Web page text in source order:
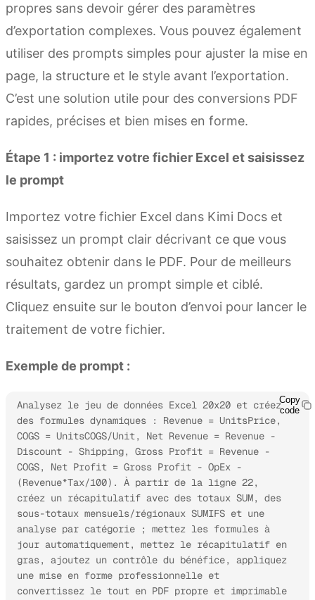
propres sans devoir gérer des paramètres
d’exportation complexes. Vous pouvez également
utiliser des prompts simples pour ajuster la mise en
page, la structure et le style avant l’exportation.
C’est une solution utile pour des conversions PDF
rapides, précises et bien mises en forme.
Étape 1 : importez votre fichier Excel et saisissez
le prompt
Importez votre fichier Excel dans Kimi Docs et
saisissez un prompt clair décrivant ce que vous
souhaitez obtenir dans le PDF. Pour de meilleurs
résultats, gardez un prompt simple et ciblé.
Cliquez ensuite sur le bouton d’envoi pour lancer le
traitement de votre fichier.
Exemple de prompt :
Analysez le jeu de données Excel 20x20 et créez
des formules dynamiques : Revenue = UnitsPrice,
COGS = UnitsCOGS/Unit, Net Revenue = Revenue -
Discount - Shipping, Gross Profit = Revenue -
COGS, Net Profit = Gross Profit - OpEx -
(Revenue*Tax/100). À partir de la ligne 22,
créez un récapitulatif avec des totaux SUM, des
sous-totaux mensuels/régionaux SUMIFS et une
analyse par catégorie ; mettez les formules à
jour automatiquement, mettez le récapitulatif en
gras, ajoutez un contrôle du bénéfice, appliquez
une mise en forme professionnelle et
convertissez le tout en PDF propre et imprimable
Copy
code